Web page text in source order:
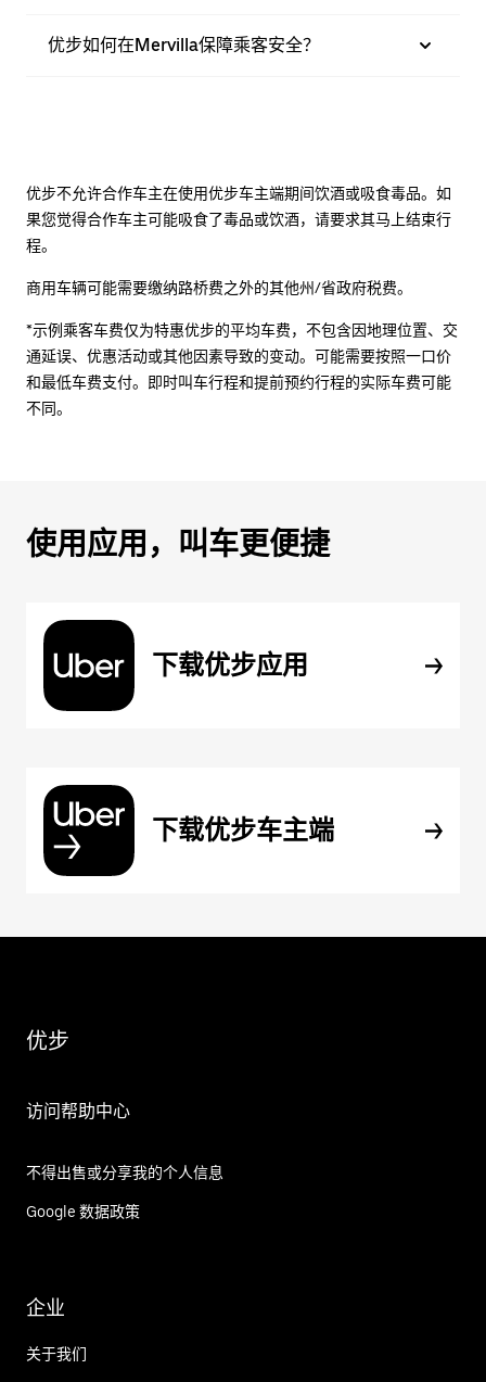
优步如何在Mervilla保障乘客安全？
优步不允许合作车主在使用优步车主端期间饮酒或吸食毒品。如
果您觉得合作车主可能吸食了毒品或饮酒，请要求其马上结束行
程。
商用车辆可能需要缴纳路桥费之外的其他州/省政府税费。
*示例乘客车费仅为特惠优步的平均车费，不包含因地理位置、交
通延误、优惠活动或其他因素导致的变动。可能需要按照一口价
和最低车费支付。即时叫车行程和提前预约行程的实际车费可能
不同。
使用应用，叫车更便捷
下载优步应用
下载优步车主端
优步
访问帮助中心
不得出售或分享我的个人信息
Google 数据政策
企业
关于我们